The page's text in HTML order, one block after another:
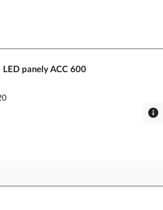
panely ACC 600